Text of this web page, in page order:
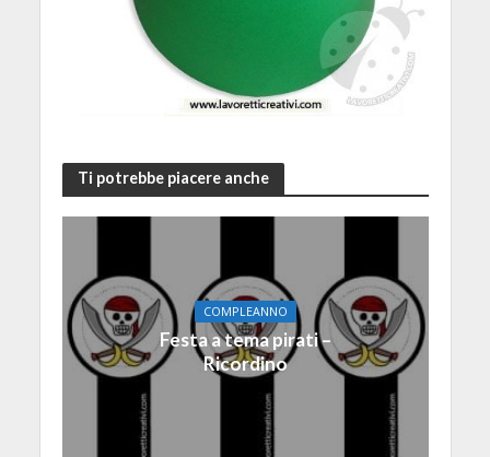
Ti potrebbe piacere anche
COMPLEANNO
Festa a tema pirati –
Ricordino